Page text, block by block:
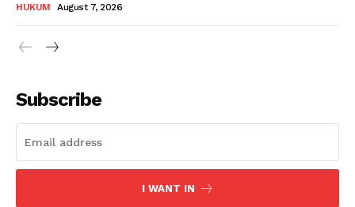
HUKUM August 7, 2026
Subscribe
I WANT IN